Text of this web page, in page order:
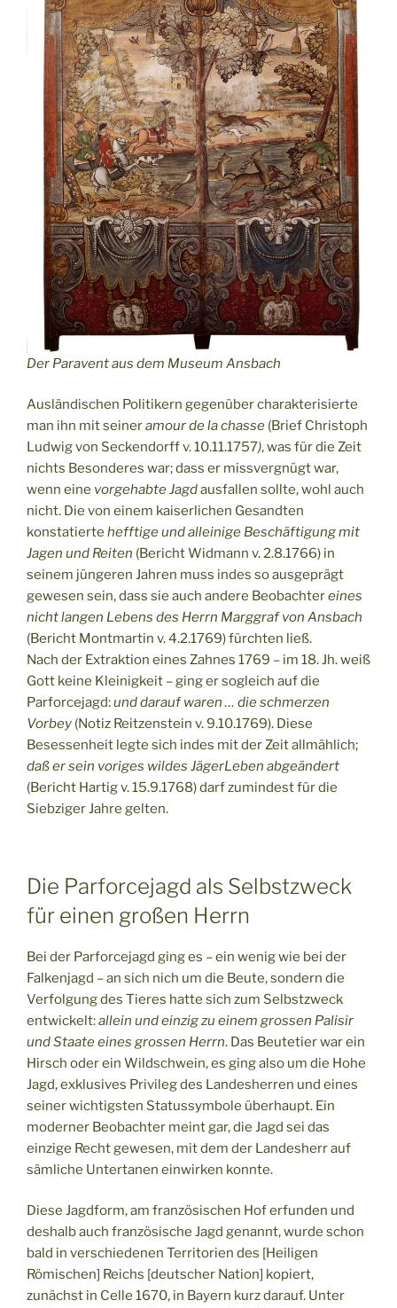
Der Paravent aus dem Museum Ansbach
Ausländischen Politikern gegenüber charakterisierte
man ihn mit seineramour de la chasse (Brief Christoph
Ludwig von Seckendorff v. 10.11.1757), was für die Zeit
nichts Besonderes war; dass er missvergnügt war,
wenn eine vorgehabte Jagdausfallen sollte, wohl auch
nicht. Die von einem kaiserlichen Gesandten
konstatierte hefftige und alleinige Beschäftigung mit
Jagen und Reiten (Bericht Widmann v. 2.8.1766) in
seinem jüngeren Jahren muss indes so ausgeprägt
gewesen sein, dass sie auch andere Beobachtereines
nicht langen Lebens des Herrn Marggraf von Ansbach
(Bericht Montmartin v. 4.2.1769) fürchten ließ.
Nach der Extraktion eines Zahnes 1769 – im 18. Jh. weiß
Gott keine Kleinigkeit – ging er sogleich auf die
Parforcejagd:und darauf waren … die schmerzen
Vorbey (Notiz Reitzenstein v. 9.10.1769). Diese
Besessenheit legte sich indes mit der Zeit allmählich;
daß er sein voriges wildes JägerLeben abgeändert
(Bericht Hartig v. 15.9.1768) darf zumindest für die
Siebziger Jahre gelten.
Die Parforcejagd als Selbstzweck
für einen großen Herrn
Bei der Parforcejagd ging es – ein wenig wie bei der
Falkenjagd – an sich nich um die Beute, sondern die
Verfolgung des Tieres hatte sich zum Selbstzweck
entwickelt:allein und einzig zu einem grossen Palisir
und Staate eines grossen Herrn. Das Beutetier war ein
Hirsch oder ein Wildschwein, es ging also um die Hohe
Jagd, exklusives Privileg des Landesherren und eines
seiner wichtigsten Statussymbole überhaupt. Ein
moderner Beobachter meint gar, die Jagd sei das
einzige Recht gewesen, mit dem der Landesherr auf
sämliche Untertanen einwirken konnte.
Diese Jagdform, am französischen Hof erfunden und
deshalb auch französische Jagd genannt, wurde schon
bald in verschiedenen Territorien des [Heiligen
Römischen] Reichs [deutscher Nation] kopiert,
zunächst in Celle 1670, in Bayern kurz darauf. Unter